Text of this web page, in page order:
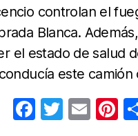
controlan el
Blanca.
el estado de salud
este camión
F T E Pi